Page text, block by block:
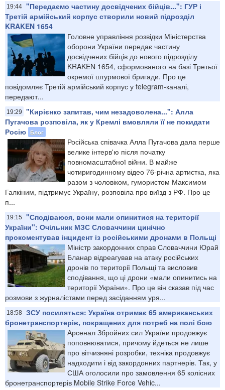
19:44 "Передаємо частину досвідчених бійців...": ГУР і
Третій армійський корпус створили новий підрозділ
KRAKEN 1654
Головне управління розвідки Міністерства
оборони України передає частину
досвідчених бійців до нового підрозділу
KRAKEN 1654, сформованого на базі Третьої
окремої штурмової бригади. Про це
повідомляє Третій армійський корпус у telegram-каналі,
передают...
19:29
"Кирієнко запитав, чим незадоволена...": Алла
Пугачова розповіла, як у Кремлі вмовляли її не покидати
Росію Блог
Російська співачка Алла Пугачова дала перше
велике інтерв'ю після початку
повномасштабної війни. В майже
чотиригодинному відео 76-річна артистка, яка
разом з чоловіком, гумористом Максимом
Галкіним, підтримує Україну, розповіла про виїзд з РФ. Про це
п...
19:15
"Сподіваюся, вони мали опинитися на території
України": Очільник МЗС Словаччини цинічно
прокоментував інцидент із російськими дронами в Польщі
Міністр закордонних справ Словаччини Юрай
Бланар відреагував на атаку російських
дронів по території Польщі та висловив
сподівання, що ці дрони «мали опинитись на
території України». Про це він сказав під час
розмови з журналістами перед засіданням уря...
18:58 ЗСУ посиляться: Україна отримає 65 американських
бронетранспортерів, покращених для потреб на полі бою
Арсенал Збройних сил України продовжує
поповнюватися, причому йдеться не лише
про вітчизняні розробки, техніка продовжує
надходити і від закордонних партнерів. Так, у
США оголосили про замовлення 65 колісних
бронетранспортерів Mobile Strike Force Vehic...